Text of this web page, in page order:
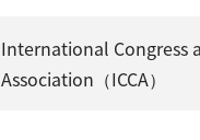
International Congress
Association（ICCA）